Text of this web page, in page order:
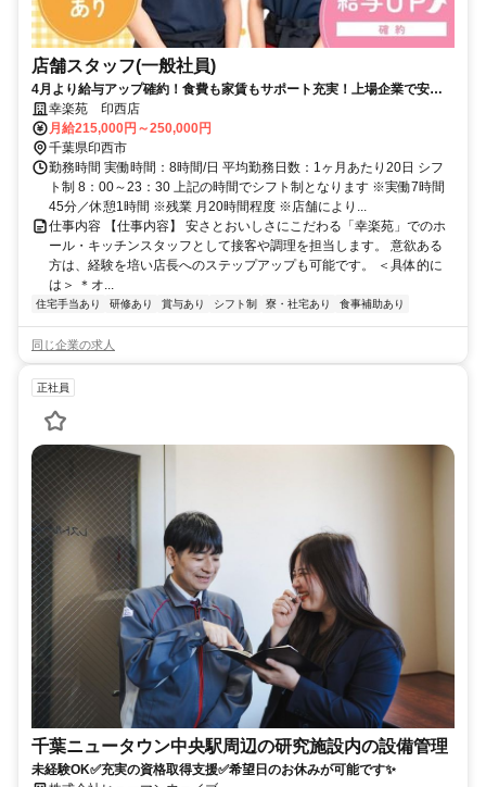
店舗スタッフ(一般社員)
4月より給与アップ確約！食費も家賃もサポート充実！上場企業で安定
して働きませんか？
幸楽苑 印西店
月給215,000円～250,000円
千葉県印西市
勤務時間 実働時間：8時間/日 平均勤務日数：1ヶ月あたり20日 シフ
ト制 8：00～23：30 上記の時間でシフト制となります ※実働7時間
45分／休憩1時間 ※残業 月20時間程度 ※店舗により...
仕事内容 【仕事内容】 安さとおいしさにこだわる「幸楽苑」でのホ
ール・キッチンスタッフとして接客や調理を担当します。 意欲ある
方は、経験を培い店長へのステップアップも可能です。 ＜具体的に
は＞ ＊オ...
住宅手当あり 研修あり 賞与あり シフト制 寮・社宅あり 食事補助あり
同じ企業の求人
正社員
千葉ニュータウン中央駅周辺の研究施設内の設備管理
未経験OK✅充実の資格取得支援✅希望日のお休みが可能です✨